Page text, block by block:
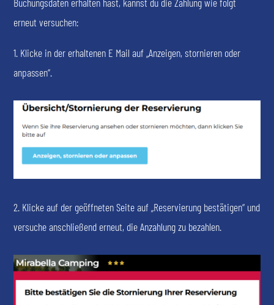
Buchungsdaten erhalten hast, kannst du die Zahlung wie folgt
erneut versuchen:
1. Klicke in der erhaltenen E Mail auf „Anzeigen, stornieren oder
anpassen“.
2. Klicke auf der geöffneten Seite auf „Reservierung bestätigen“ und
versuche anschließend erneut, die Anzahlung zu bezahlen.